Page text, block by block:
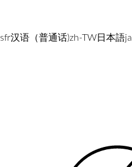
fr汉语（普通话)zh-TW日本語ja